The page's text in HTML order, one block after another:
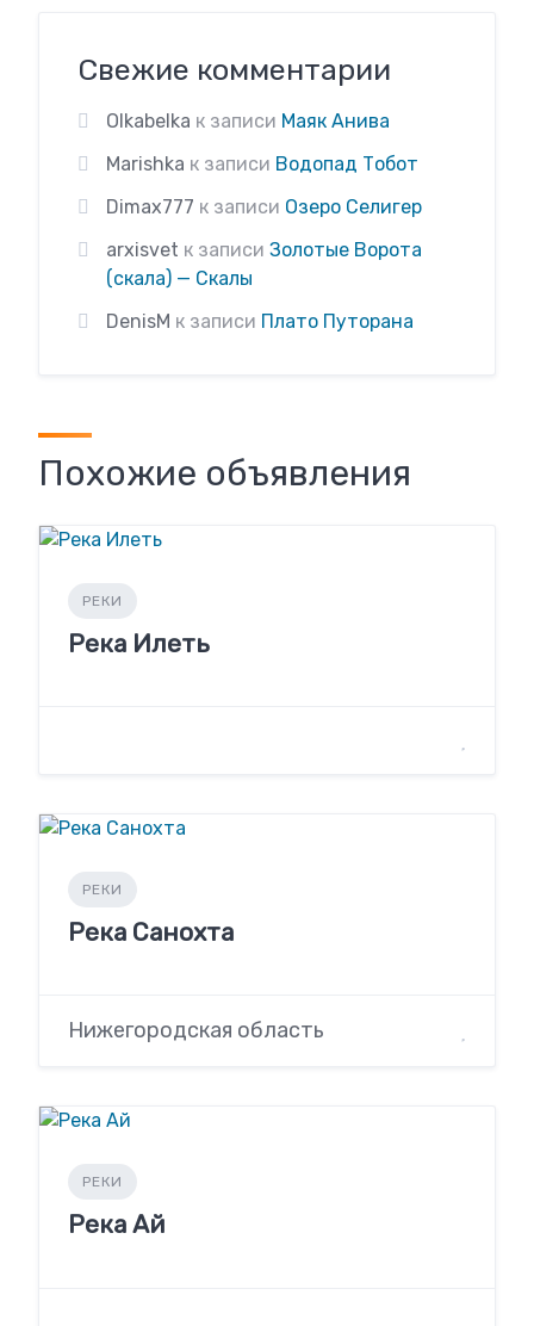
Свежие комментарии
Olkabelka к записи Маяк Анива
Marishka к записи Водопад Тобот
Dimax777 к записи Озеро Селигер
arxisvet к записи Золотые Ворота
(скала) — Скалы
DenisM к записи Плато Путорана
Похожие объявления
РЕКИ
Река Илеть
РЕКИ
Река Санохта
Нижегородская область
РЕКИ
Река Ай